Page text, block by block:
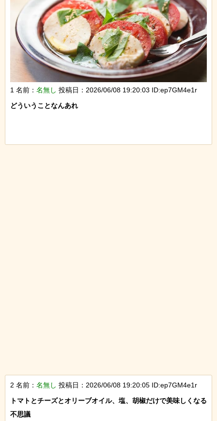
1 名前： 名無し 投稿日：2026/06/08 19:20:03 ID:ep7GM4e1r
どういうことなんあれ
2 名前： 名無し 投稿日：2026/06/08 19:20:05 ID:ep7GM4e1r
トマトとチーズとオリーブオイル、塩、胡椒だけで美味しくなる
不思議